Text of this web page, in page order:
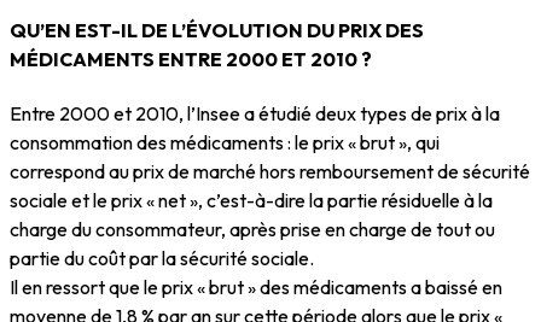
QU’EN EST-IL DE L’ÉVOLUTION DU PRIX DES
MÉDICAMENTS ENTRE 2000 ET 2010 ?
Entre 2000 et 2010, l’Insee a étudié deux types de prix à la
consommation des médicaments : le prix « brut », qui
correspond au prix de marché hors remboursement de sécurité
sociale et le prix « net », c’est-à-dire la partie résiduelle à la
charge du consommateur, après prise en charge de tout ou
partie du coût par la sécurité sociale.
Il en ressort que le prix « brut » des médicaments a baissé en
moyenne de 1,8 % par an sur cette période alors que le prix «